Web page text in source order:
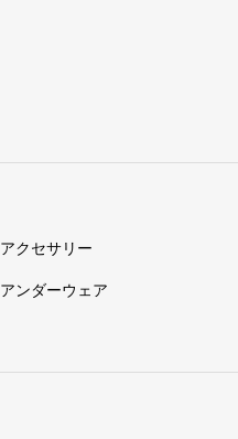
アクセサリー
アンダーウェア